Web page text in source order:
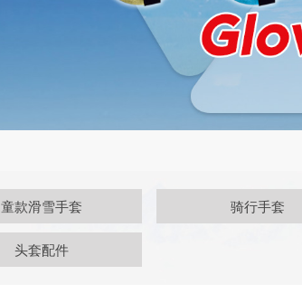
童款滑雪手套 骑行手套
头套配件